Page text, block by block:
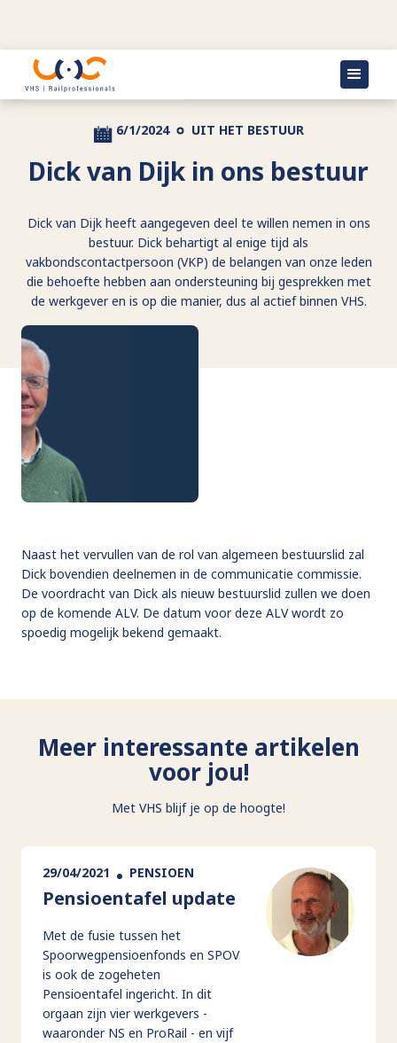
Terug naar actueel
6/1/2024 UIT HET BESTUUR
Dick van Dijk in ons bestuur
Dick van Dijk heeft aangegeven deel te willen nemen in ons
bestuur. Dick behartigt al enige tijd als
vakbondscontactpersoon (VKP) de belangen van onze leden
die behoefte hebben aan ondersteuning bij gesprekken met
de werkgever en is op die manier, dus al actief binnen VHS.
Naast het vervullen van de rol van algemeen bestuurslid zal
Dick bovendien deelnemen in de communicatie commissie.
De voordracht van Dick als nieuw bestuurslid zullen we doen
op de komende ALV. De datum voor deze ALV wordt zo
spoedig mogelijk bekend gemaakt.
Meer interessante artikelen
voor jou!
Met VHS blijf je op de hoogte!
29/04/2021 PENSIOEN
Pensioentafel update
Met de fusie tussen het
Spoorwegpensioenfonds en SPOV
is ook de zogeheten
Pensioentafel ingericht. In dit
orgaan zijn vier werkgevers -
waaronder NS en ProRail - en vijf